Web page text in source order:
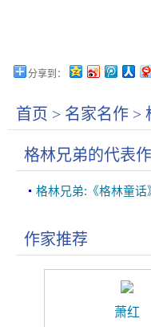
分享到：
首页 > 名家名作 >
格林兄弟的代表
格林兄弟:《格林童话
作家推荐
萧红